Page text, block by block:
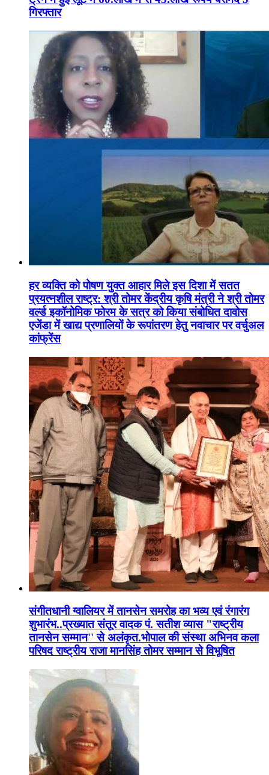
गिरफ्तार
हर व्यक्ति को पोषण युक्त आहार मिले इस दिशा में सतत
प्रयत्नशील राष्ट्र: श्री तोमर केंद्रीय कृषि मंत्री ने श्री तोमर
वर्ल्ड इकॉनोमिक फोरम के सत्र को किया संबोधित दावोस
एजेंडा में खाद्य प्रणालियों के रूपांतरण हेतु नवाचार पर वर्चुअल
कांफ्रेंस
संगीतधानी ग्वालियर में तानसेन समरोह का भव्य एवं रंगारंग
शुभारंभ..प्रख्यात संतूर वादक पं. सतीश व्यास "राष्ट्रीय
तानसेन सम्मान'' से अलंकृत.भोपाल की संस्था अभिनव कला
परिषद राष्ट्रीय राजा मानसिंह तोमर सम्मान से विभूषित